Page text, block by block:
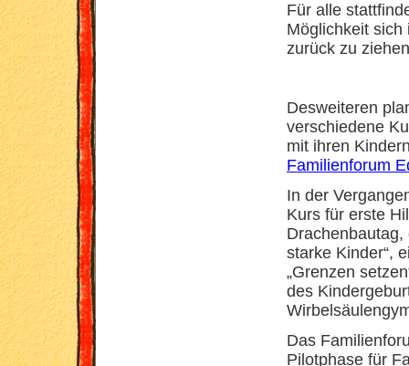
Für alle
Möglichkeit sich
zurück zu
Desweiteren
verschiedene
mit ihren
Familienforum
In der
Kurs für erste
Drachenbautag,
starke Kinder“,
„Grenzen
des
Das
Pilotphase für